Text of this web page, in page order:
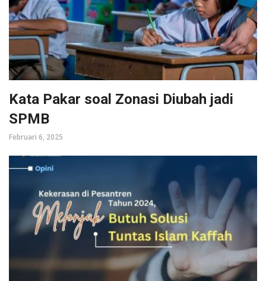
Kata Pakar soal Zonasi Diubah jadi
SPMB
Februari 6, 2025